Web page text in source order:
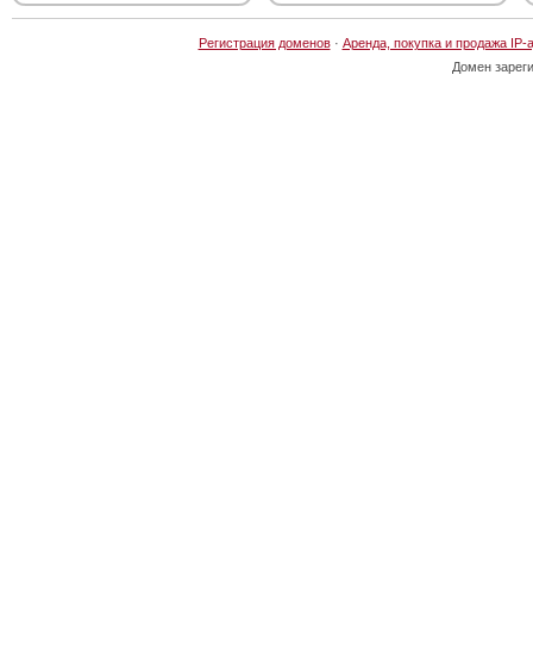
Регистрация доменов· Аренда, покупка и продажа IP-
Домен